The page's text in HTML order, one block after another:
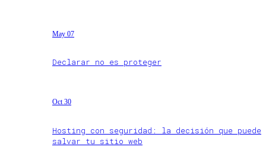
May 07
Declarar no es proteger
Oct 30
Hosting con seguridad: la decisión que puede
salvar tu sitio web